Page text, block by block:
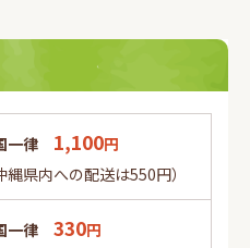
一律 1,100円
縄県内への配送は550円）
一律 330円